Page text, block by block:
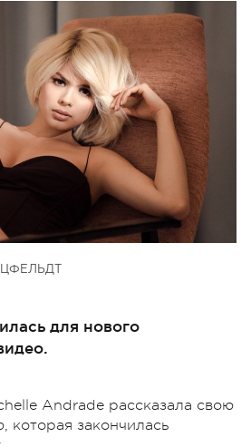
для нового
Andrade рассказала свою
закончилась